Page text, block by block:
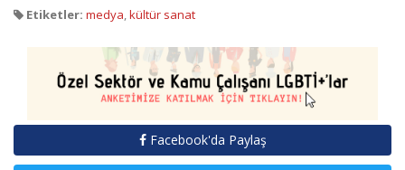
Etiketler: medya,kültür sanat
Facebook'da Paylaş